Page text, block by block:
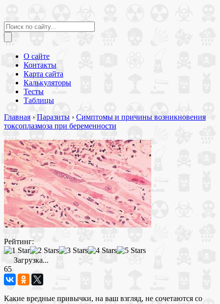
О сайте
Контакты
Карта сайта
Калькуляторы
Тесты
Таблицы
Главная › Паразиты › Симптомы и причины возникновения
токсоплазмоза при беременности
Рейтинг:
Загрузка...
65
Какие вредные привычки, на ваш взгляд, не сочетаются со